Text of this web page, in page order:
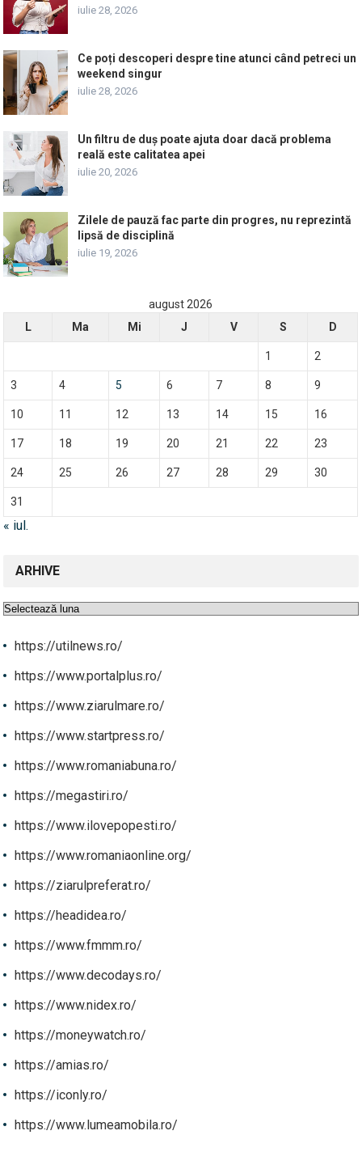
iulie 28, 2026
Ce poți descoperi despre tine atunci când petreci un
weekend singur
iulie 28, 2026
Un filtru de duș poate ajuta doar dacă problema
reală este calitatea apei
iulie 20, 2026
Zilele de pauză fac parte din progres, nu reprezintă
lipsă de disciplină
iulie 19, 2026
august 2026
L
Ma Mi J V S D
1 2
3 4 5 6 7 8 9
10 11 12 13 14 15 16
17 18 19 20 21 22 23
24 25 26 27 28 29 30
31
« iul.
ARHIVE
Arhive
https://utilnews.ro/
https://www.portalplus.ro/
https://www.ziarulmare.ro/
https://www.startpress.ro/
https://www.romaniabuna.ro/
https://megastiri.ro/
https://www.ilovepopesti.ro/
https://www.romaniaonline.org/
https://ziarulpreferat.ro/
https://headidea.ro/
https://www.fmmm.ro/
https://www.decodays.ro/
https://www.nidex.ro/
https://moneywatch.ro/
https://amias.ro/
https://iconly.ro/
https://www.lumeamobila.ro/